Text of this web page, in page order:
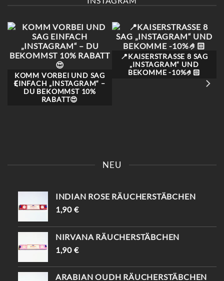
DER
PRODUKTSEITE
GEWÄHLT
WERDEN
KOMM VORBEI UND SAG
EINFACH „INSTAGRAM“ –
DU BEKOMMST 10%
RABATT😍
📍KAISERSTRASSE 8 SAG „
INSTAGRAM“ UND B
EKOMME -10%🤌🏻
NEU
INDIAN ROSE RÄUCHERSTÄBCHEN
1,90 €
NIRVANA RÄUCHERSTÄBCHEN
1,90 €
ARABIAN OUDH RÄUCHERSTÄBCHEN